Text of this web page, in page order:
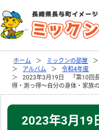
ホーム ミックンの部屋
アルバム
令和4年度
2023年3月19日 「第10回
得・測っ得～自分の身体・家族
2023年3月